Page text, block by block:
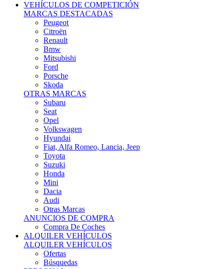
VEHÍCULOS DE COMPETICIÓN
MARCAS DESTACADAS
Peugeot
Citroën
Renault
Bmw
Mitsubishi
Ford
Porsche
Skoda
OTRAS MARCAS
Subaru
Seat
Opel
Volkswagen
Hyundai
Fiat, Alfa Romeo, Lancia, Jeep
Toyota
Suzuki
Honda
Mini
Dacia
Audi
Otras Marcas
ANUNCIOS DE COMPRA
Compra De Coches
ALQUILER VEHÍCULOS
ALQUILER VEHÍCULOS
Ofertas
Búsquedas